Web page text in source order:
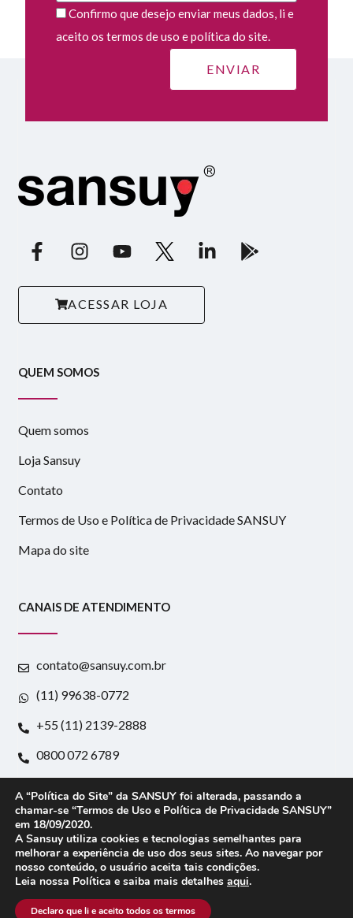
Confirmo que desejo enviar meus dados, li e
aceito os termos de uso e política do site.
ACESSAR LOJA
QUEM SOMOS
Quem somos
Loja Sansuy
Contato
Termos de Uso e Política de Privacidade SANSUY
Mapa do site
CANAIS DE ATENDIMENTO
contato@sansuy.com.br
(11) 99638-0772
+55 (11) 2139-2888
0800 072 6789
Embu - SP CEP: 06830-900
Copyright © 2023 – Sansuy – Todos os direitos
reservados | Rodovia Régis Bittencourt, 4981 – Km 280
A “Política do Site” da SANSUY foi alterada, passando a
chamar-se “Termos de Uso e Política de Privacidade SANSUY”
em 18/09/2020.
A Sansuy utiliza cookies e tecnologias semelhantes para
melhorar a experiência de uso dos seus sites. Ao navegar por
nosso conteúdo, o usuário aceita tais condições.
Leia nossa Política e saiba mais detalhes aqui.
Declaro que li e aceito todos os termos